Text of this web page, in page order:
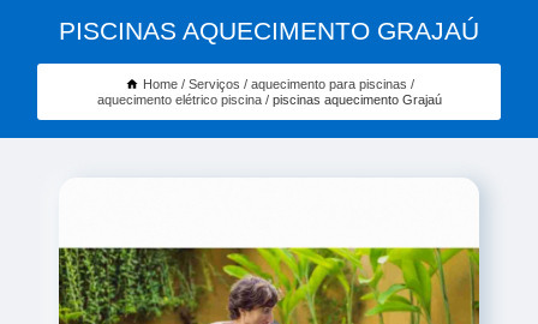
PISCINAS AQUECIMENTO GRAJAÚ
Home Serviços
aquecimento para piscinas
aquecimento elétrico piscina
piscinas aquecimento Grajaú